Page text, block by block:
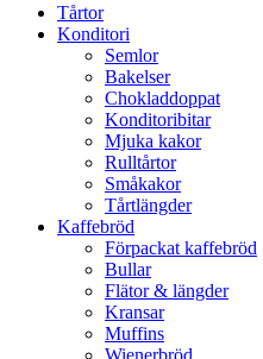
Tårtor
Konditori
Semlor
Bakelser
Chokladdoppat
Konditoribitar
Mjuka kakor
Rulltårtor
Småkakor
Tårtlängder
Kaffebröd
Förpackat kaffebröd
Bullar
Flätor & längder
Kransar
Muffins
Wienerbröd